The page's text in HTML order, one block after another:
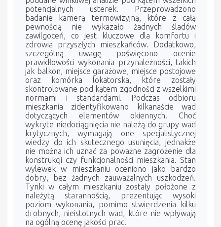
potencjalnych usterek. Przeprowadzono
badanie kamerą termowizyjną, które z całą
pewnością nie wykazało żadnych śladów
zawilgoceń, co jest kluczowe dla komfortu i
zdrowia przyszłych mieszkańców. Dodatkowo,
szczególną uwagę poświęcono ocenie
prawidłowości wykonania przynależności, takich
jak balkon, miejsce garażowe, miejsce postojowe
oraz komórka lokatorska, które zostały
skontrolowane pod kątem zgodności z wszelkimi
normami i standardami. Podczas odbioru
mieszkania zidentyfikowano kilkanaście wad
dotyczących elementów okiennych. Choć
wykryte niedociągnięcia nie należą do grupy wad
krytycznych, wymagają one specjalistycznej
wiedzy do ich skutecznego usunięcia, jednakże
nie można ich uznać za poważne zagrożenie dla
konstrukcji czy funkcjonalności mieszkania. Stan
wylewek w mieszkaniu oceniono jako bardzo
dobry, bez żadnych zauważalnych uszkodzeń.
Tynki w całym mieszkaniu zostały położone z
należytą starannością, prezentując wysoki
poziom wykonania, pomimo stwierdzenia kilku
drobnych, nieistotnych wad, które nie wpływają
na ogólną ocenę jakości prac.